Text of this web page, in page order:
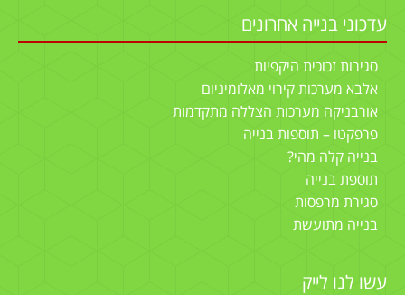
עדכוני בנייה אחרונים
סגירות זכוכית היקפיות
אלבא מערכות קירוי מאלומיניום
אורבניקה מערכות הצללה מתקדמות
פרפקטו – תוספות בנייה
בנייה קלה מהי?
תוספת בנייה
סגירת מרפסות
בנייה מתועשת
עשו לנו לייק